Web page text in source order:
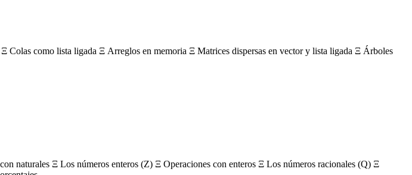
como lista ligada Ξ Arreglos en memoria Ξ Matrices dispersas en vector y lista ligada Ξ Árboles
naturales Ξ Los números enteros (Z) Ξ Operaciones con enteros Ξ Los números racionales (Q) Ξ